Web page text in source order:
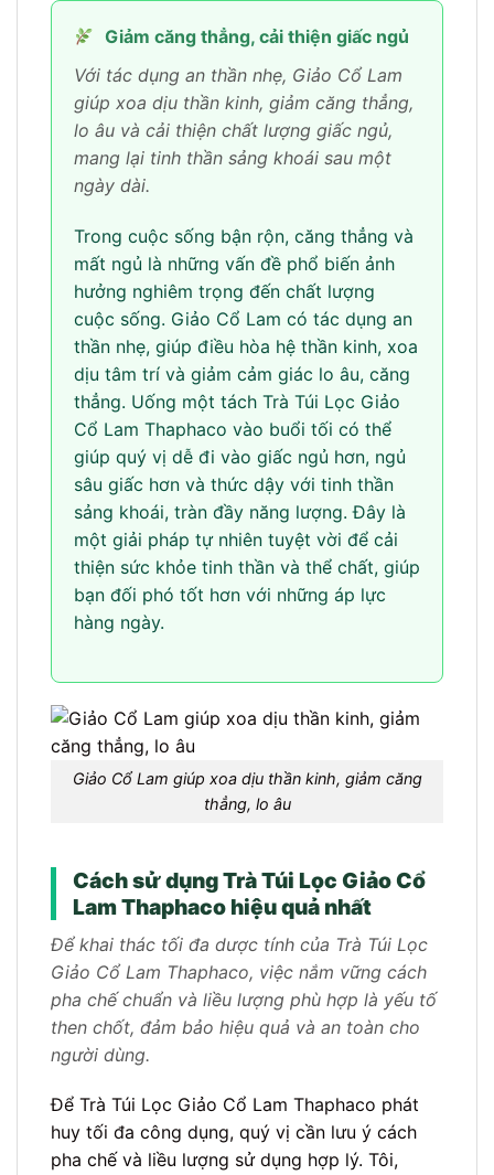
Giảm căng thẳng, cải thiện giấc ngủ
Với tác dụng an thần nhẹ, Giảo Cổ Lam
giúp xoa dịu thần kinh, giảm căng thẳng,
lo âu và cải thiện chất lượng giấc ngủ,
mang lại tinh thần sảng khoái sau một
ngày dài.
Trong cuộc sống bận rộn, căng thẳng và
mất ngủ là những vấn đề phổ biến ảnh
hưởng nghiêm trọng đến chất lượng
cuộc sống. Giảo Cổ Lam có tác dụng an
thần nhẹ, giúp điều hòa hệ thần kinh, xoa
dịu tâm trí và giảm cảm giác lo âu, căng
thẳng. Uống một tách Trà Túi Lọc Giảo
Cổ Lam Thaphaco vào buổi tối có thể
giúp quý vị dễ đi vào giấc ngủ hơn, ngủ
sâu giấc hơn và thức dậy với tinh thần
sảng khoái, tràn đầy năng lượng. Đây là
một giải pháp tự nhiên tuyệt vời để cải
thiện sức khỏe tinh thần và thể chất, giúp
bạn đối phó tốt hơn với những áp lực
hàng ngày.
Giảo Cổ Lam giúp xoa dịu thần kinh, giảm căng
thẳng, lo âu
Cách sử dụng Trà Túi Lọc Giảo Cổ
Lam Thaphaco hiệu quả nhất
Để khai thác tối đa dược tính của Trà Túi Lọc
Giảo Cổ Lam Thaphaco, việc nắm vững cách
pha chế chuẩn và liều lượng phù hợp là yếu tố
then chốt, đảm bảo hiệu quả và an toàn cho
người dùng.
Để Trà Túi Lọc Giảo Cổ Lam Thaphaco phát
huy tối đa công dụng, quý vị cần lưu ý cách
pha chế và liều lượng sử dụng hợp lý. Tôi,